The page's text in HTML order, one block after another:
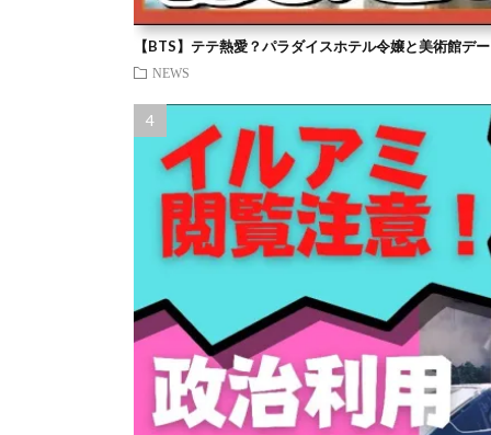
【BTS】テテ熱愛？パラダイスホテル令嬢と美術館デ
NEWS